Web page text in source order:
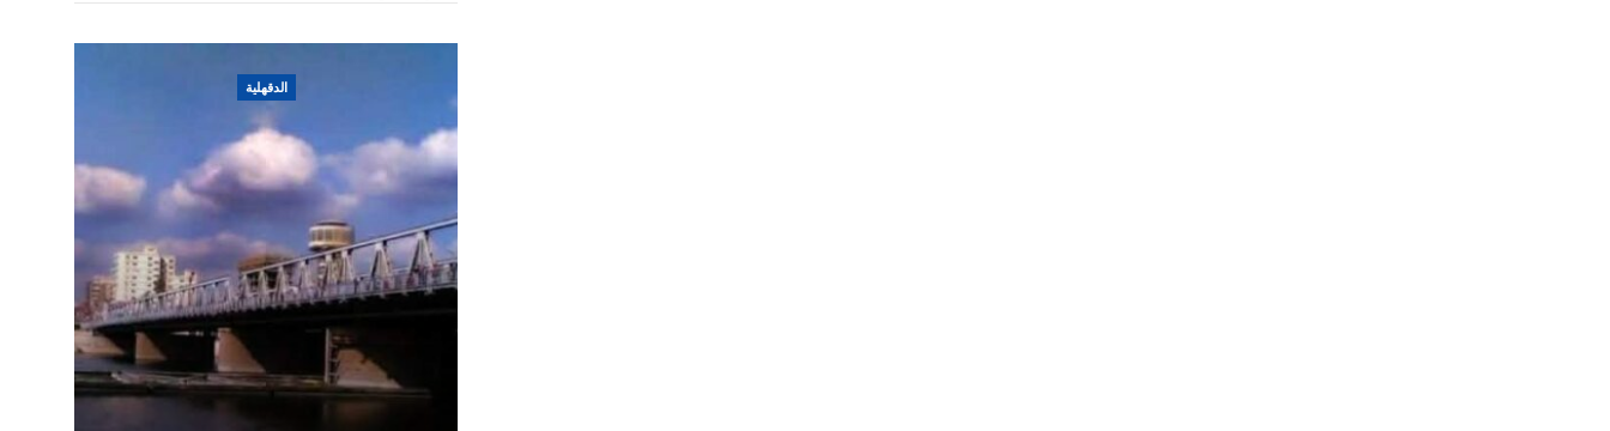
الدقهلية